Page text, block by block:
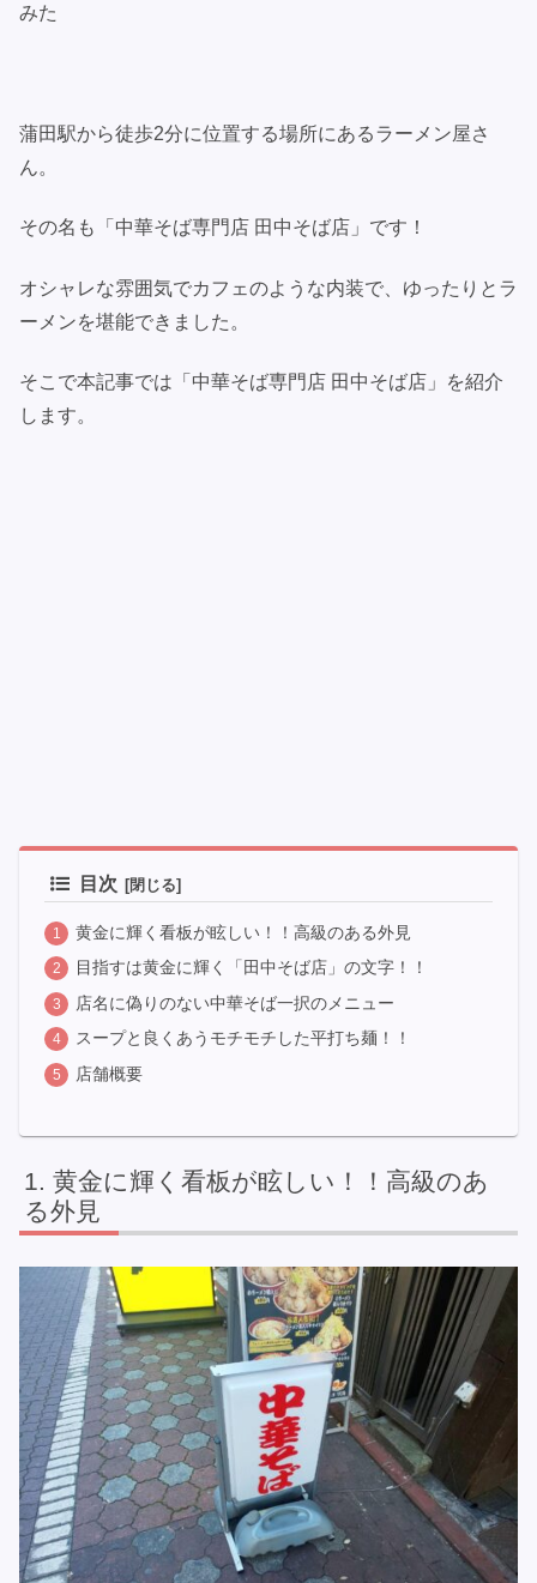
みた
蒲田駅から徒歩2分に位置する場所にあるラーメン屋さ
ん。
その名も「中華そば専門店 田中そば店」です！
オシャレな雰囲気でカフェのような内装で、ゆったりとラ
ーメンを堪能できました。
そこで本記事では「中華そば専門店 田中そば店」を紹介
します。
目次
黄金に輝く看板が眩しい！！高級のある外見
目指すは黄金に輝く「田中そば店」の文字！！
店名に偽りのない中華そば一択のメニュー
スープと良くあうモチモチした平打ち麺！！
店舗概要
黄金に輝く看板が眩しい！！高級のあ
る外見